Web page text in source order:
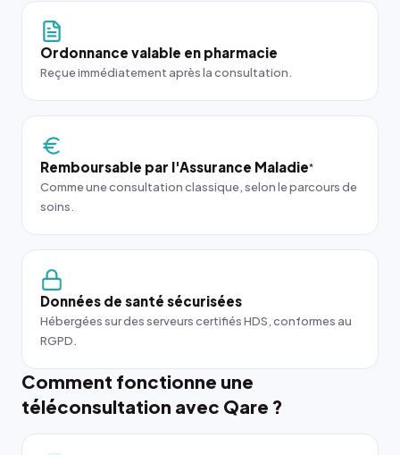
Ordonnance valable en pharmacie
Reçue immédiatement après la consultation.
Remboursable par l'Assurance Maladie*
Comme une consultation classique, selon le parcours de
soins.
Données de santé sécurisées
Hébergées sur des serveurs certifiés HDS, conformes au
RGPD.
Comment fonctionne une
téléconsultation avec Qare ?